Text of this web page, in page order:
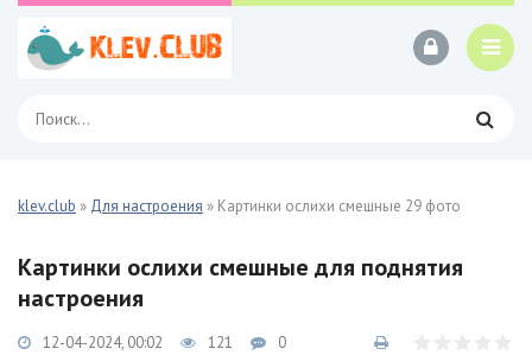
klev.club » Для настроения » Картинки ослихи смешные 29 фото
Картинки ослихи смешные для поднятия
настроения
12-04-2024, 00:02 121 0